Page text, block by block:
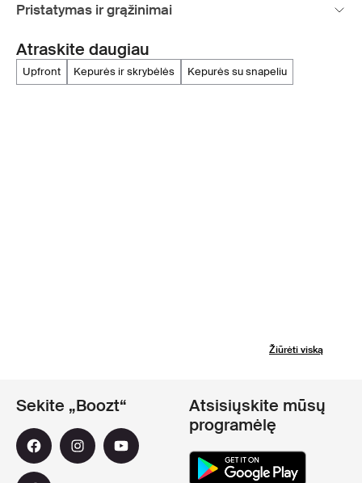
Pristatymas ir grąžinimai
Atraskite daugiau
upfront kepurės ir skrybėlės kepurės su snapeliu
Žiūrėti viską
Sekite „Boozt“
Atsisiųskite mūsų
programėlę